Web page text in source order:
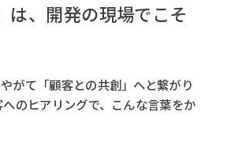
は、開発の現場でこそ
がて「顧客との共創」へと繋がり
のヒアリングで、こんな言葉をか